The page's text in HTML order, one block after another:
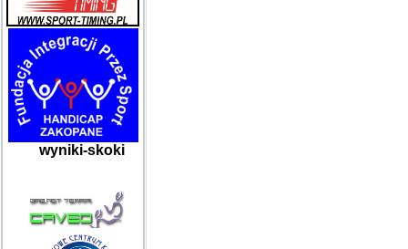
wyniki-skoki